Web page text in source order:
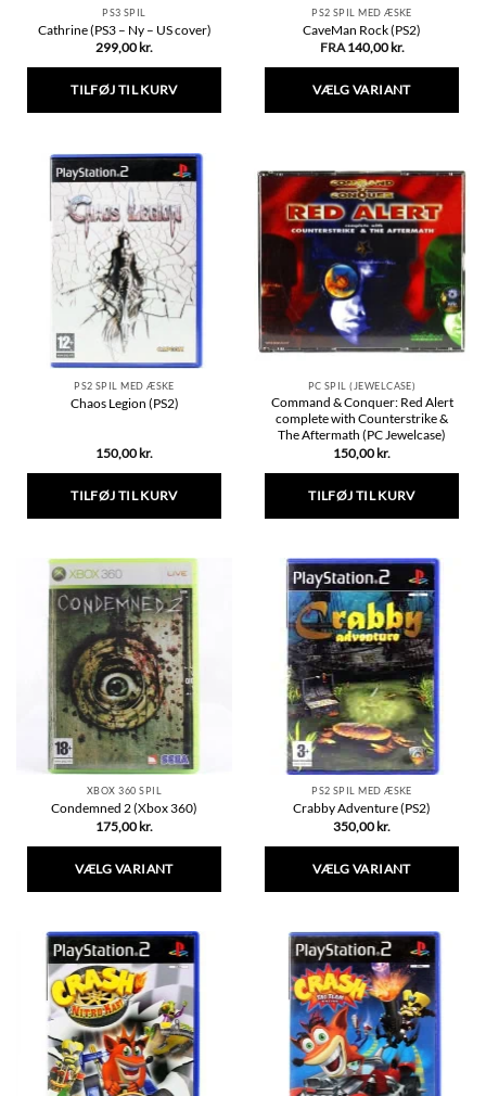
PS3 SPIL
Cathrine (PS3 – Ny – US cover)
299,00 kr.
TILFØJ TIL KURV
PS2 SPIL MED ÆSKE
CaveMan Rock (PS2)
FRA140,00 kr.
VÆLG VARIANT
flere
varianter.
Mulighederne
kan
vælges
på
varesiden
PS2 SPIL MED ÆSKE
Chaos Legion (PS2)
150,00 kr.
TILFØJ TIL KURV
PC SPIL (JEWELCASE)
Command & Conquer: Red Alert
complete with Counterstrike &
The Aftermath (PC Jewelcase)
150,00 kr.
TILFØJ TIL KURV
XBOX 360 SPIL
Condemned 2 (Xbox 360)
175,00 kr.
VÆLG VARIANT
har
flere
varianter.
Mulighederne
kan
vælges
på
varesiden
PS2 SPIL MED ÆSKE
Crabby Adventure (PS2)
350,00 kr.
VÆLG VARIANT
har
flere
varianter.
Mulighederne
kan
vælges
på
varesiden